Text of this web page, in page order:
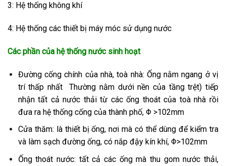
3: Hệ thống không khí
4: Hệ thống các thiết bị máy móc sử dụng nước
Các phần của hệ thống nước sinh hoạt
Đường cống chính của nhà, toà nhà: Ống nằm ngang ở vị
trí thấp nhất Thường nằm dưới nền của tầng trệt) tiếp
nhận tất cả nước thải từ các ống thoát của toà nhà rồi
đưa ra hệ thống cống của thành phố, Φ >102mm
Cửa thăm: là thiết bị ống, nơi mà có thể dùng để kiểm tra
và làm sạch đường ống, có nắp đậy kín khí, Φ>102mm
Ống thoát nước: tất cả các ống mà thu gom nước thải,